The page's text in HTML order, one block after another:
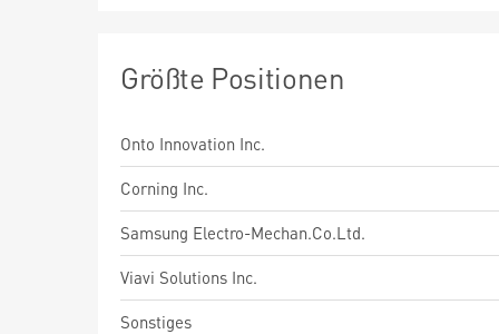
Größte Positionen
Onto Innovation Inc.
Corning Inc.
Samsung Electro-Mechan.Co.Ltd.
Viavi Solutions Inc.
Sonstiges